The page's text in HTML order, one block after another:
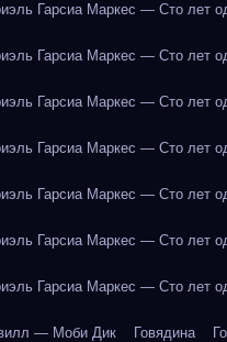
Гарсиа Маркес — Сто лет
Гарсиа Маркес — Сто лет
Гарсиа Маркес — Сто лет
Гарсиа Маркес — Сто лет
Гарсиа Маркес — Сто лет
Гарсиа Маркес — Сто лет
Гарсиа Маркес — Сто лет
— Моби Дик Говядина